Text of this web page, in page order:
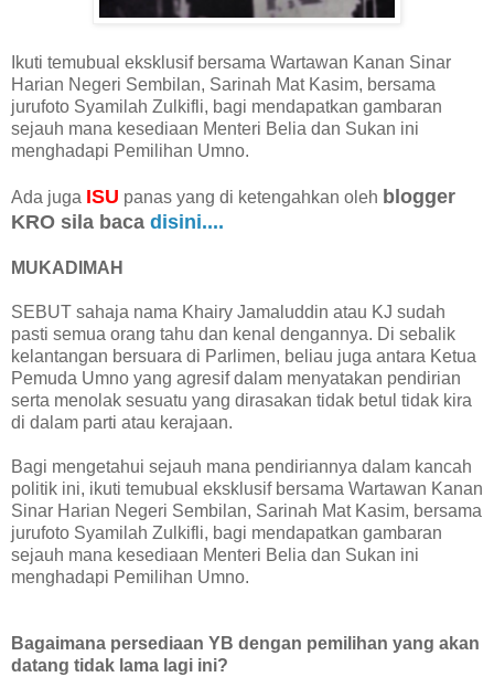
Ikuti temubual eksklusif bersama Wartawan Kanan Sinar
Harian Negeri Sembilan, Sarinah Mat Kasim, bersama
jurufoto Syamilah Zulkifli, bagi mendapatkan gambaran
sejauh mana kesediaan Menteri Belia dan Sukan ini
menghadapi Pemilihan Umno.
Ada juga ISU panas yang di ketengahkan oleh blogger
KRO sila baca disini....
MUKADIMAH
SEBUT sahaja nama Khairy Jamaluddin atau KJ sudah
pasti semua orang tahu dan kenal dengannya. Di sebalik
kelantangan bersuara di Parlimen, beliau juga antara Ketua
Pemuda Umno yang agresif dalam menyatakan pendirian
serta menolak sesuatu yang dirasakan tidak betul tidak kira
di dalam parti atau kerajaan.
Bagi mengetahui sejauh mana pendiriannya dalam kancah
politik ini, ikuti temubual eksklusif bersama Wartawan Kanan
Sinar Harian Negeri Sembilan, Sarinah Mat Kasim, bersama
jurufoto Syamilah Zulkifli, bagi mendapatkan gambaran
sejauh mana kesediaan Menteri Belia dan Sukan ini
menghadapi Pemilihan Umno.
Bagaimana persediaan YB dengan pemilihan yang akan
datang tidak lama lagi ini?